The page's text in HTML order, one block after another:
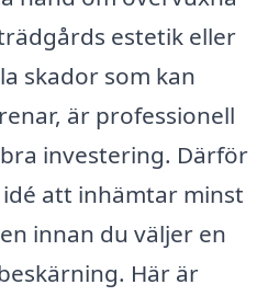
estetik eller
skador som kan
är professionell
investering. Därför
att inhämtar minst
innan du väljer en
Här är